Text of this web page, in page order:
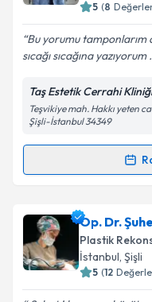
Kişisel
Metni'ni
kapsamda
5 (8
Bu yorumu tamponlarım
sıcağı sıcağına yazıyorum
Taş Estetik Cerrahi Kliniği
Teşvikiye mah. Hakkı yeten
Şişli-İstanbul 34349
Randevu
Prof. Dr.
oluşturun. Size bu
takvim
Op. Dr.
Plastik
İstanbul, Şişli
5 (12